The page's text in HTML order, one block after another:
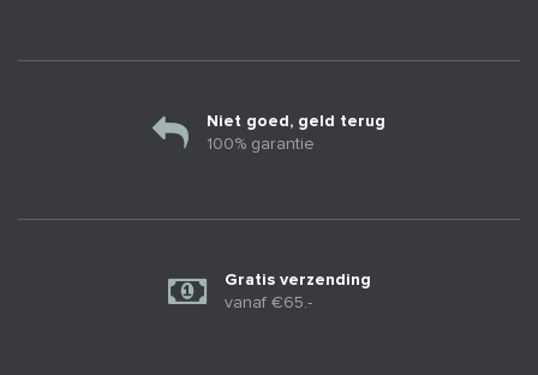
Niet goed, geld terug
100% garantie
Gratis verzending
vanaf €65.-